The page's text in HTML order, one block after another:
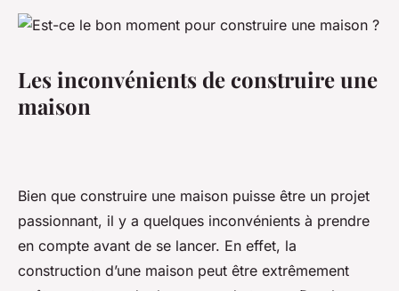
Les inconvénients de construire une
maison
Bien que construire une maison puisse être un projet
passionnant, il y a quelques inconvénients à prendre
en compte avant de se lancer. En effet, la
construction d’une maison peut être extrêmement